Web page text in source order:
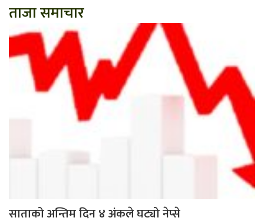
ताजा समाचार
साताको अन्तिम दिन ४ अंकले घट्यो नेप्से